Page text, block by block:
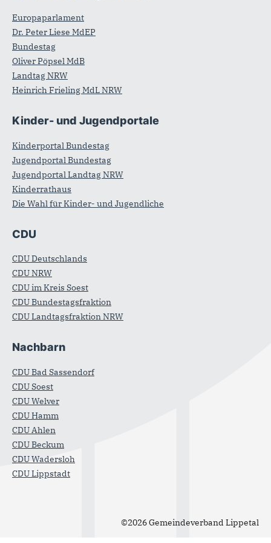
Europaparlament
Dr. Peter Liese MdEP
Bundestag
Oliver Pöpsel MdB
Landtag NRW
Heinrich Frieling MdL NRW
Kinder- und Jugendportale
Kinderportal Bundestag
Jugendportal Bundestag
Jugendportal Landtag NRW
Kinderrathaus
Die Wahl für Kinder- und Jugendliche
CDU
CDU Deutschlands
CDU NRW
CDU im Kreis Soest
CDU Bundestagsfraktion
CDU Landtagsfraktion NRW
Nachbarn
CDU Bad Sassendorf
CDU Soest
CDU Welver
CDU Hamm
CDU Ahlen
CDU Beckum
CDU Wadersloh
CDU Lippstadt
©2026 Gemeindeverband Lippetal